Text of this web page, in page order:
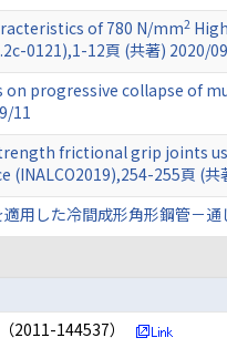
of 780 N/mm2
0121),1-12頁 (共著) 2020/09
progressive collapse of
11
frictional grip joints
255頁 (共
用した冷間成形角形鋼管－
2011-144537）